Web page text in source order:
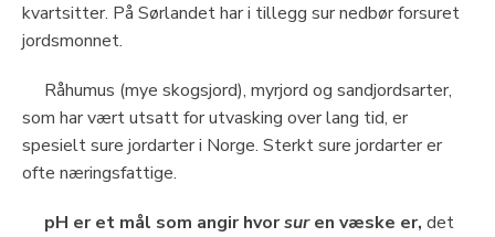
kvartsitter. På Sørlandet har i tillegg sur nedbør forsuret
jordsmonnet.
Råhumus (mye skogsjord), myrjord og sandjordsarter,
som har vært utsatt for utvasking over lang tid, er
spesielt sure jordarter i Norge. Sterkt sure jordarter er
ofte næringsfattige.
pH er et mål som angir hvorsur en væske er, det